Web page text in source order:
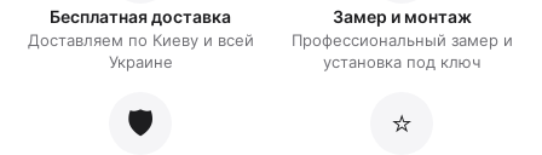
Бесплатная доставка
Доставляем по Киеву и всей
Украине
Замер и монтаж
Профессиональный замер и
установка под ключ
🛡️ ⭐